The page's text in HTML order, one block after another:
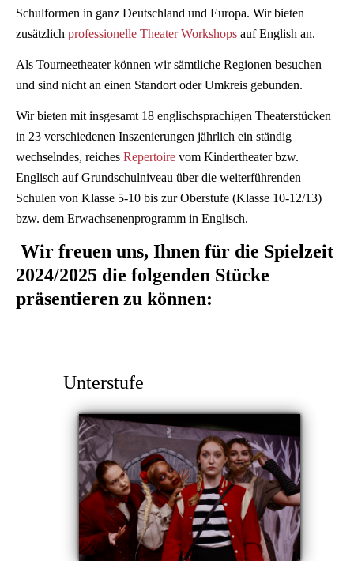
Schulformen in ganz Deutschland und Europa. Wir bieten
zusätzlich professionelle Theater Workshops auf English an.
Als Tourneetheater können wir sämtliche Regionen besuchen
und sind nicht an einen Standort oder Umkreis gebunden.
Wir bieten mit insgesamt 18 englischsprachigen Theaterstücken
in 23 verschiedenen Inszenierungen jährlich ein ständig
wechselndes, reiches Repertoire vom Kindertheater bzw.
Englisch auf Grundschulniveau über die weiterführenden
Schulen von Klasse 5-10 bis zur Oberstufe (Klasse 10-12/13)
bzw. dem Erwachsenenprogramm in Englisch.
Wir freuen uns, Ihnen für die Spielzeit
2024/2025 die folgenden Stücke
präsentieren zu können:
Unterstufe